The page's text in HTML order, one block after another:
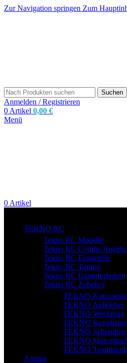
Zur Navigation springen Zum
Suchen
Anmelden / Registrieren
0 Artikel 0,00 €
Menü
0 Artikel
TEKNO RC
Tekno RC Modelle
Tekno RC Combo
Tekno RC Ersatzteile
Tekno RC Tuning
Tekno RC Dämpferfedern
Tekno RC Zubehör
TEKNO
TEKNO Aufkleber
TEKNO Werkzeug
TEKNO Kugellager
TEKNO Schrauben
TEKNO Motorritzel
TEKNO
Agama